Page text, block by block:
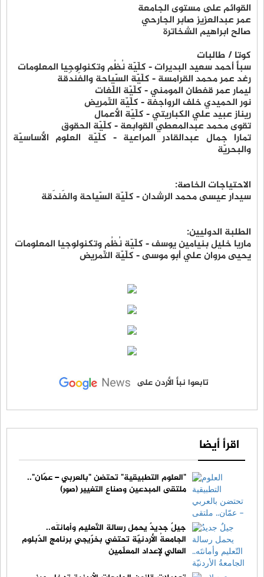
القوائم على مستوى الجامعة
عمر عبدالعزيز صابر الجارحي
صالح ابراهيم الشخاترة
كوتا / طالبات
سبأ أحمد سعيد البديرات - كلّيّة نُظُم وتكنولوجيا المعلومات
رغد عمر محمد القرامسة - كلّيّة السّياحة والفَندَقة
ليمار عمر قفطان المومني - كلّيّة اللّغات
نور الحميدي خلف الرواجفة - كلّيّة التّمريض
ريناز عبيد علي الكباريتي - كلّيّة الأعمال
تقوى محمد عبدالمعطي القوابعة - كلّيّة الحقوق
تمارا جمال عبدالقادر المراعية - كلّيّة العلوم الأساسيّة
والبحريّة
الاحتياجات الخاصة:
سيدار عيسى محمد الرشدان - كلّيّة السّياحة والفَندَقة
الطلبة الدوليين:
ماريا خليل بنيامين يوسف - كلّيّة نُظُم وتكنولوجيا المعلومات
يحيى مروان علي أبو موسى - كلّيّة التّمريض
تابعوا نبأ الأردن على
اقرأ أيضا
"العلوم التطبيقية" تحتضن "بالعربي – عمّان"..
ملتقى المبدعين وصناع التغيير (صور)
جيلٌ جديدٌ يحمل رسالة التّعليم وأمانتَه..
الجامعةُ الأردنيّة تحتفي بخرّيجي برنامج الدّبلوم
العالي لإعداد المعلّمين